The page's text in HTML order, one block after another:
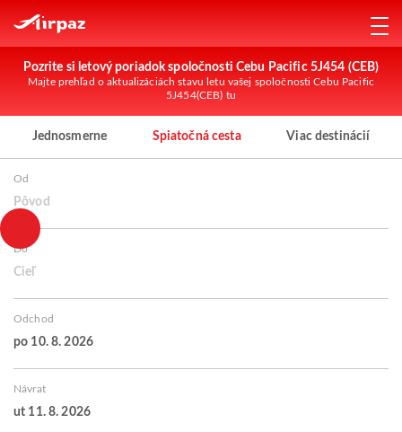
Pozrite si letový poriadok spoločnosti Cebu Pacific 5J454 (CEB)
Majte prehľad o aktualizáciách stavu letu vašej spoločnosti Cebu Pacific
5J454(CEB) tu
Jednosmerne Spiatočná cesta Viac destinácií
Od
Pôvod
Do
Cieľ
Odchod
po 10. 8. 2026
Návrat
ut 11. 8. 2026